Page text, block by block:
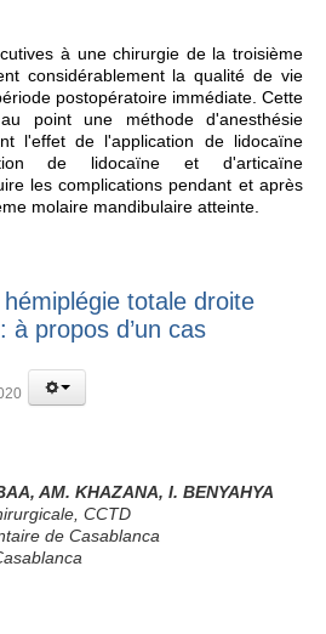
à une chirurgie de la troisième
considérablement la qualité de vie
postopératoire immédiate. Cette
point une méthode d'anesthésie
l'effet de l'application de lidocaïne
de lidocaïne et d'articaïne
les complications pendant et après
molaire mandibulaire atteinte.
totale droite
à propos d’un cas
AM. KHAZANA, I. BENYAHYA
CCTD
de Casablanca